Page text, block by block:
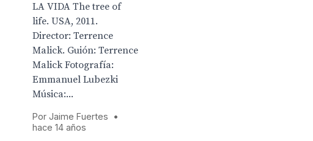
LA VIDA The tree of
life. USA, 2011.
Director: Terrence
Malick. Guión: Terrence
Malick Fotografía:
Emmanuel Lubezki
Música:...
Por Jaime Fuertes
•
hace 14 años